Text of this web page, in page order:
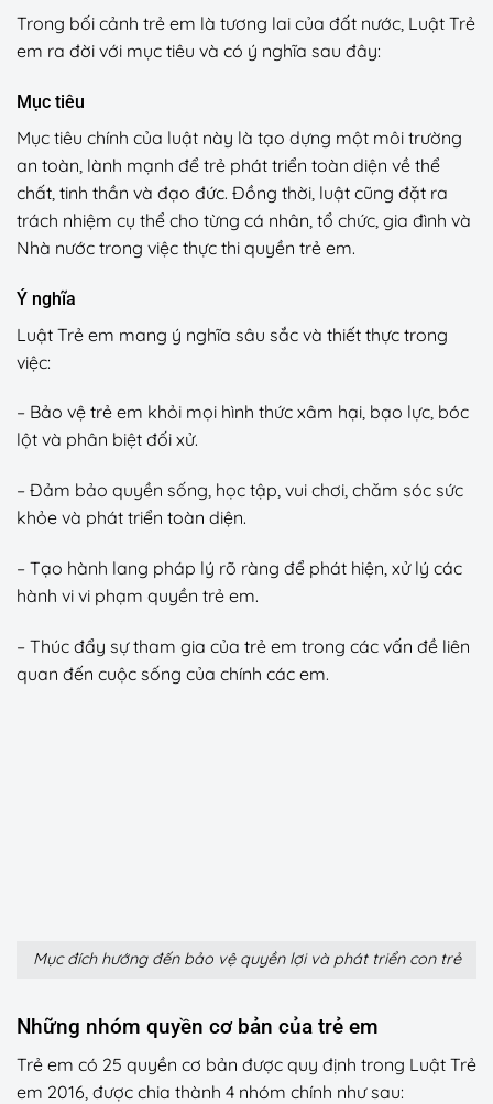
Trong bối cảnh trẻ em là tương lai của đất nước, Luật Trẻ
em ra đời với mục tiêu và có ý nghĩa sau đây:
Mục tiêu
Mục tiêu chính của luật này là tạo dựng một môi trường
an toàn, lành mạnh để trẻ phát triển toàn diện về thể
chất, tinh thần và đạo đức. Đồng thời, luật cũng đặt ra
trách nhiệm cụ thể cho từng cá nhân, tổ chức, gia đình và
Nhà nước trong việc thực thi quyền trẻ em.
Ý nghĩa
Luật Trẻ em mang ý nghĩa sâu sắc và thiết thực trong
việc:
– Bảo vệ trẻ em khỏi mọi hình thức xâm hại, bạo lực, bóc
lột và phân biệt đối xử.
– Đảm bảo quyền sống, học tập, vui chơi, chăm sóc sức
khỏe và phát triển toàn diện.
– Tạo hành lang pháp lý rõ ràng để phát hiện, xử lý các
hành vi vi phạm quyền trẻ em.
– Thúc đẩy sự tham gia của trẻ em trong các vấn đề liên
quan đến cuộc sống của chính các em.
Mục đích hướng đến bảo vệ quyền lợi và phát triển con trẻ
Những nhóm quyền cơ bản của trẻ em
Trẻ em có 25 quyền cơ bản được quy định trong Luật Trẻ
em 2016, được chia thành 4 nhóm chính như sau: